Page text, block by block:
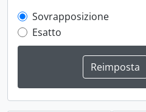
Sovrapposizione
Esatto